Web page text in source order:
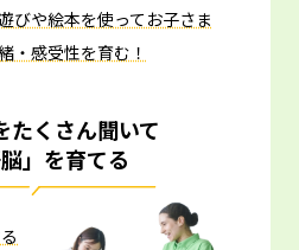
びや絵本を使ってお子さま
・感受性を育む！
たくさん聞いて
脳」を育てる